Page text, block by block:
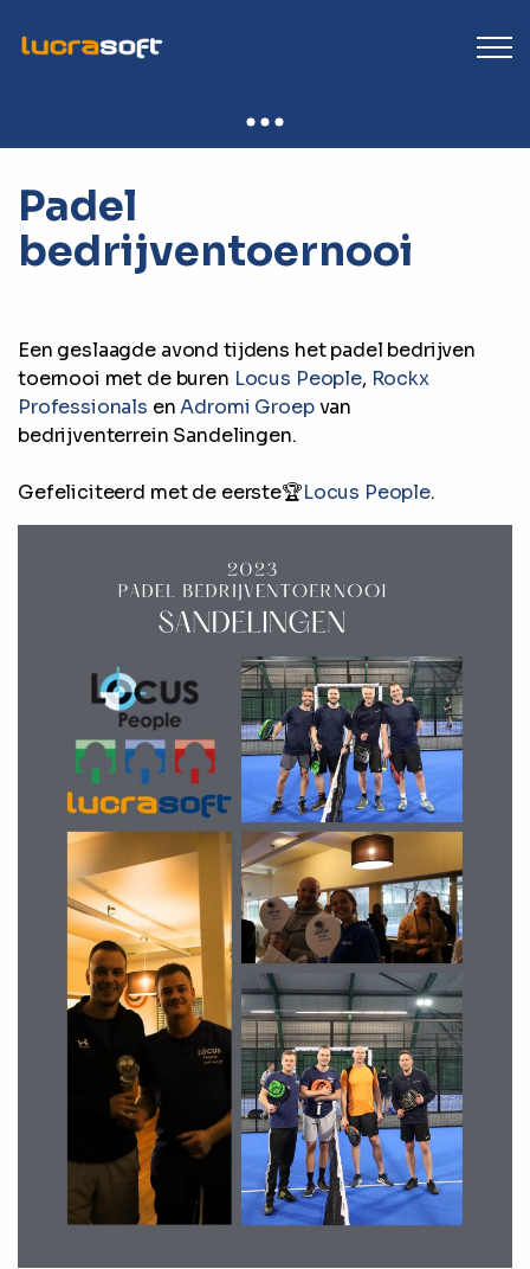
Padel
bedrijventoernooi
Een geslaagde avond tijdens het padel bedrijven
toernooi met de buren Locus People, Rockx
Professionals enAdromi Groepvan
bedrijventerrein Sandelingen.
Gefeliciteerd met de eerste🏆Locus People.